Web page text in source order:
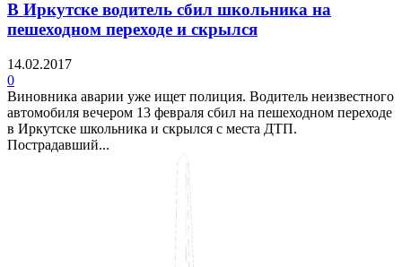
В Иркутске водитель сбил школьника на
пешеходном переходе и скрылся
14.02.2017
0
Виновника аварии уже ищет полиция. Водитель неизвестного
автомобиля вечером 13 февраля сбил на пешеходном переходе
в Иркутске школьника и скрылся с места ДТП.
Пострадавший...